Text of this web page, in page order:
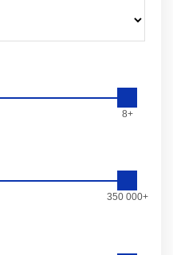
8+
350 000+